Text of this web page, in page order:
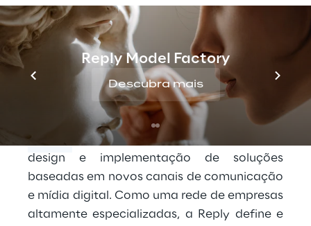
Reply Model Factory
Descubra mais
o sistema mais adequado de acordo com
vários critérios de pesquisa.
A Reply [EXM, STAR: REY] é especializada no
design e implementação de soluções
baseadas em novos canais de comunicação
e mídia digital. Como uma rede de empresas
altamente especializadas, a Reply define e